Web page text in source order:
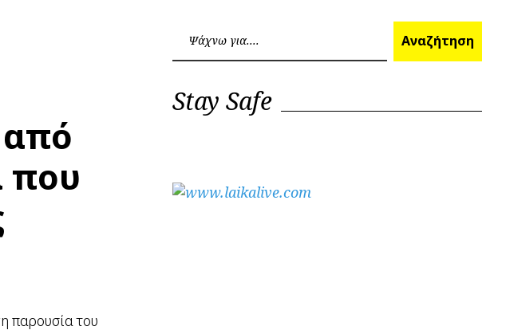
που
παρουσία του
Αναζήτηση
Stay Safe